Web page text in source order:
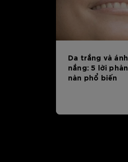
Da trắng và ánh
nắng: 5 lời phàn
nàn phổ biến